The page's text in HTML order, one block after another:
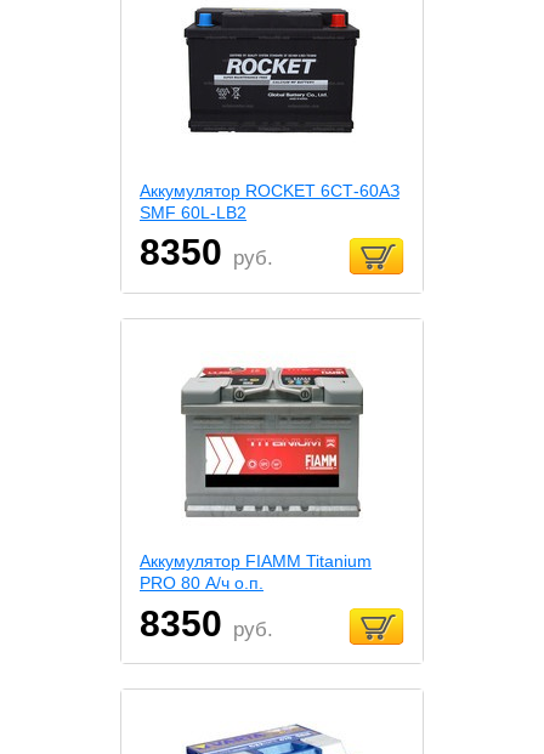
Аккумулятор ROCKET 6СТ-60АЗ
SMF 60L-LB2
8350 руб.
Аккумулятор FIAMM Titanium
PRO 80 А/ч о.п.
8350 руб.